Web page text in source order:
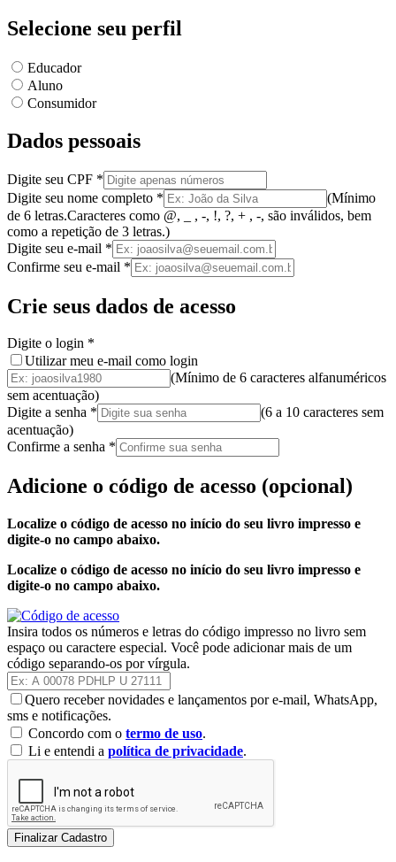
Selecione seu perfil
Educador
Aluno
Consumidor
Dados pessoais
Digite seu CPF *
Digite seu nome completo * (Mínimo
de 6 letras.Caracteres como @, _ , -, !, ?, + , -, são inválidos, bem
como a repetição de 3 letras.)
Digite seu e-mail *
Confirme seu e-mail *
Crie seus dados de acesso
Digite o login *
Utilizar meu e-mail como login
(Mínimo de 6 caracteres alfanuméricos
sem acentuação)
Digite a senha * (6 a 10 caracteres sem
acentuação)
Confirme a senha *
Adicione o código de acesso (opcional)
Localize o código de acesso no início do seu livro impresso e
digite-o no campo abaixo.
Localize o código de acesso no início do seu livro impresso e
digite-o no campo abaixo.
Insira todos os números e letras do código impresso no livro sem
espaço ou caractere especial. Você pode adicionar mais de um
código separando-os por vírgula.
Quero receber novidades e lançamentos por e-mail, WhatsApp,
sms e notificações.
Concordo com o termo de uso.
Li e entendi a política de privacidade.